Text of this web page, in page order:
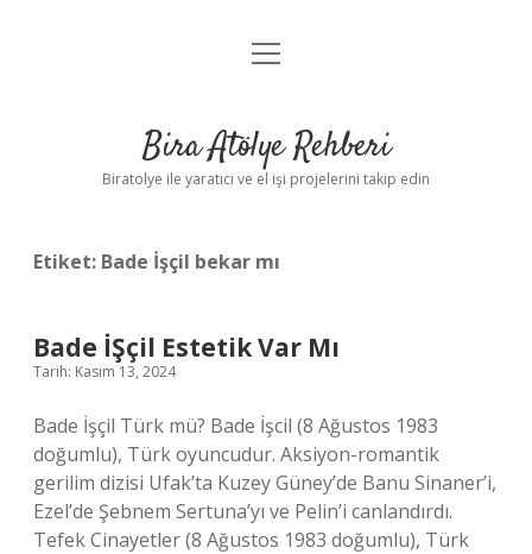
Anasayfa
Yasal Uyarı
menüyü
Bira Atölye Rehberi
Biratolye ile yaratıcı ve el işi projelerini takip edin
Etiket: Bade İşçil bekar mı
Bade İŞçil Estetik Var Mı
Tarih: Kasım 13, 2024
Bade İşçil Türk mü? Bade İşcil (8 Ağustos 1983
doğumlu), Türk oyuncudur. Aksiyon-romantik
gerilim dizisi Ufak’ta Kuzey Güney’de Banu Sinaner’i,
Ezel’de Şebnem Sertuna’yı ve Pelin’i canlandırdı.
Tefek Cinayetler (8 Ağustos 1983 doğumlu), Türk